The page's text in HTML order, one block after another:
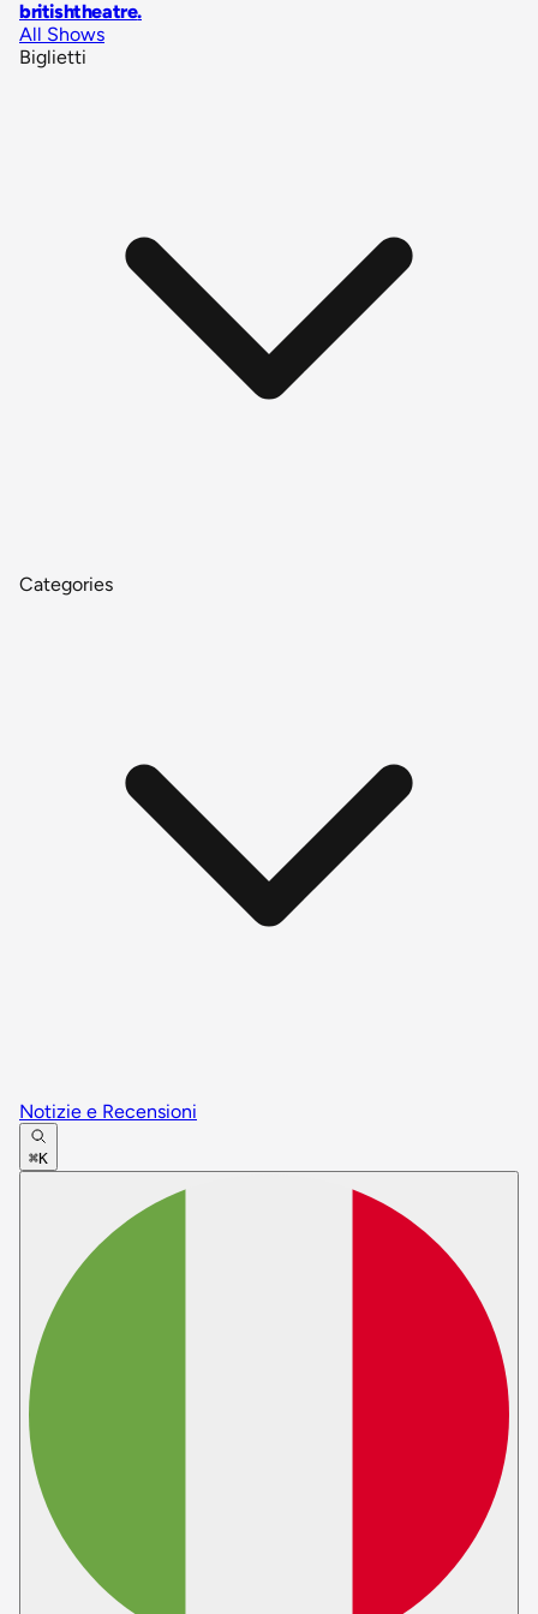
britishtheatre.
All Shows
Biglietti
Categories
Notizie e Recensioni
⌘K